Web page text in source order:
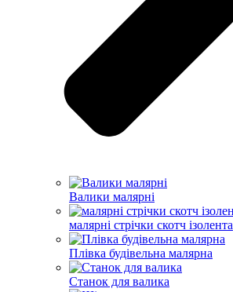
Валики малярні
малярні стрічки скотч ізолента
Плівка будівельна малярна
Станок для валика